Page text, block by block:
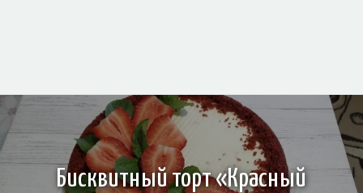
Бисквитный торт «Красный